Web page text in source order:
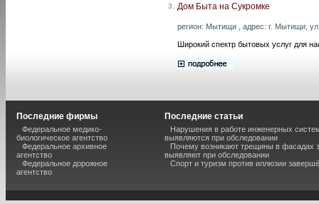
3. Дом Быта на Сукромке
регион: Мытищи , адрес: г. Мытищи,
Широкий спектр бытовых услуг для
Последние фирмы
Федеральное медико-
биологическое агентство
Федеральное архивное
агентство
Федеральное дорожное
агентство
Последние статьи
Нарушения в работе инженерных
выявляются при обследовании
Почему возникают трещины в фасадах
выявляют при обследовании
Спорт и туризм против иллюзии